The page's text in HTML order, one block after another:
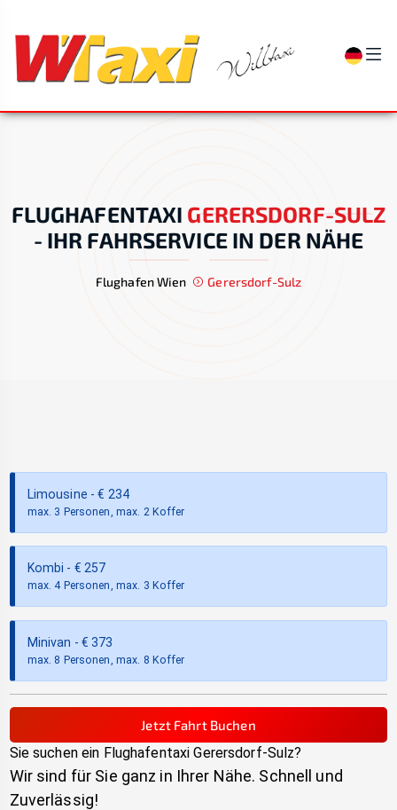
FLUGHAFENTAXI GERERSDORF-SULZ
- IHR FAHRSERVICE IN DER NÄHE
Flughafen Wien Gerersdorf-Sulz
Limousine - € 234
max. 3 Personen, max. 2 Koffer
Kombi - € 257
max. 4 Personen, max. 3 Koffer
Minivan - €373
max. 8 Personen, max. 8 Koffer
Jetzt Fahrt Buchen
Sie suchen ein Flughafentaxi Gerersdorf-Sulz?
Wir sind für Sie ganz in Ihrer Nähe. Schnell und
Zuverlässig!